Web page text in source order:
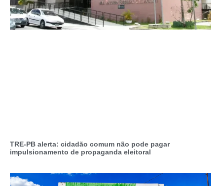
TRE-PB alerta: cidadão comum não pode pagar
impulsionamento de propaganda eleitoral